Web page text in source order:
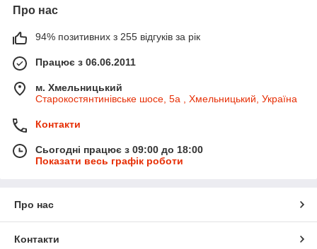
Про нас
94% позитивних з 255 відгуків за рік
Працює з 06.06.2011
м. Хмельницький
Старокостянтинівське шосе, 5а , Хмельницький, Україна
Контакти
Сьогодні працює з 09:00 до 18:00
Показати весь графік роботи
Про нас
Контакти